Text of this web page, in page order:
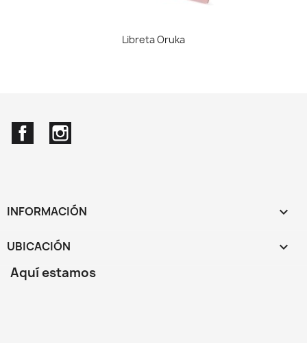
Libreta Oruka
Facebook
INFORMACIÓN 
UBICACIÓN keyboard_arrow_down
Aquí estamos